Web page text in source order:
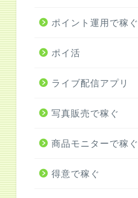
ポイント運用で稼ぐ
ポイ活
ライブ配信アプリ
写真販売で稼ぐ
商品モニターで稼ぐ
得意で稼ぐ